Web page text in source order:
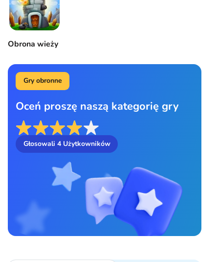
Obrona wieży
Gry obronne
Oceń proszę naszą kategorię gry
Głosowali 4Użytkowników